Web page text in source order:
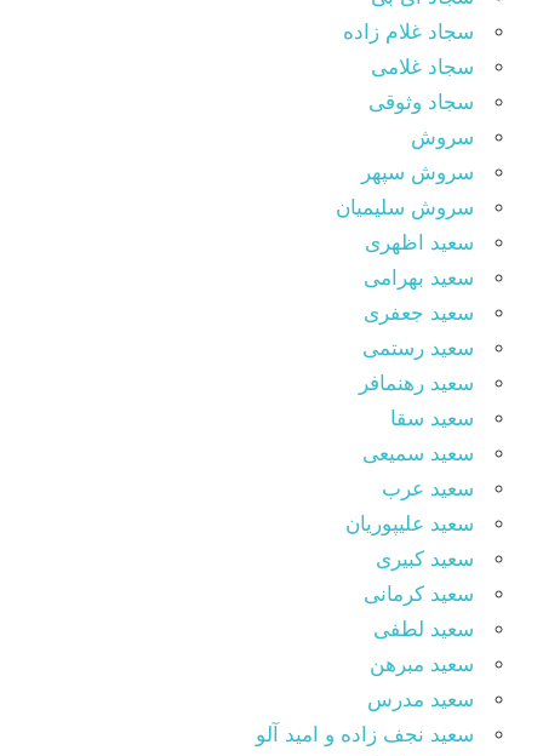
سجاد غلام زاده
سجاد غلامی
سجاد وثوقى
سروش
سروش سپهر
سروش سلیمیان
سعید اظهری
سعید بهرامی
سعید جعفری
سعید رستمی
سعید رهنمافر
سعید سقا
سعید سمیعی
سعید عرب
سعید علیپوریان
سعید کبیری
سعید کرمانی
سعید لطفی
سعید مبرهن
سعید مدرس
سعید نجف زاده و امید آلو